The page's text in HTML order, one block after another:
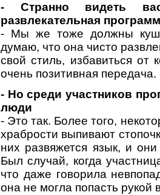
- Странно видеть
развлекательная
- Мы же тоже должны
думаю, что она чисто
свой стиль, избавиться от
очень позитивная передача.
- Но среди участников
люди
- Это так. Более того,
храбрости выпивают
них развяжется язык, и
Был случай, когда
что даже говорила
она не могла попасть рукой